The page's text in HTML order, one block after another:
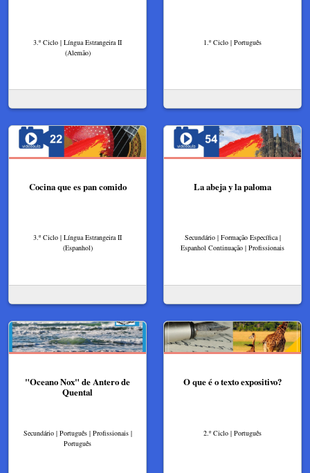
3.º Ciclo | Língua Estrangeira II
(Alemão)
1.º Ciclo | Português
Cocina que es pan comido
3.º Ciclo | Língua Estrangeira II
(Espanhol)
La abeja y la paloma
Secundário | Formação Específica |
Espanhol Continuação | Profissionais
"Oceano Nox" de Antero de
Quental
Secundário | Português | Profissionais |
Português
O que é o texto expositivo?
2.º Ciclo | Português